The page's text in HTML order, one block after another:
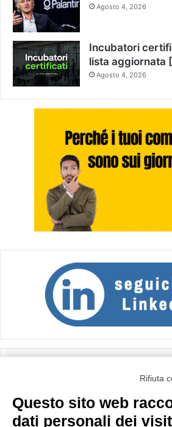
Agosto 4, 2026
Incubatori
lista aggiornata
Agosto 4, 2026
Importo netto (€):
Rifiuta
Questo sito web
dati personali dei